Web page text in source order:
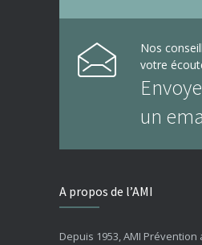
Nos
votre
un
A propos de l’AMI
Depuis 1953, AMI